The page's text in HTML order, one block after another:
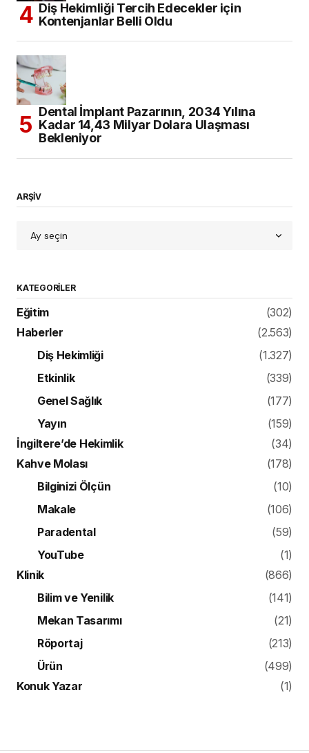
Diş Hekimliği Tercih Edecekler için
Kontenjanlar Belli Oldu
Dental İmplant Pazarının, 2034 Yılına
Kadar 14,43 Milyar Dolara Ulaşması
Bekleniyor
ARŞİV
KATEGORILER
Eğitim
(302)
Haberler
(2.563)
Diş Hekimliği
(1.327)
Etkinlik
(339)
Genel Sağlık
(177)
Yayın
(159)
İngiltere’de Hekimlik
(34)
Kahve Molası
(178)
Bilginizi Ölçün
(10)
Makale
(106)
Paradental
(59)
YouTube
(1)
Klinik
(866)
Bilim ve Yenilik
(141)
Mekan Tasarımı
(21)
Röportaj
(213)
Ürün
(499)
Konuk Yazar
(1)